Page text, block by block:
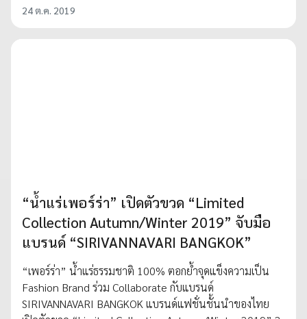
24 ต.ค. 2019
“น้ำแร่เพอร์ร่า” เปิดตัวขวด “Limited
Collection Autumn/Winter 2019” จับมือ
แบรนด์ “SIRIVANNAVARI BANGKOK”
“เพอร์ร่า” น้ำแร่ธรรมชาติ 100% ตอกย้ำจุดแข็งความเป็น
Fashion Brand ร่วม Collaborate กับแบรนด์
SIRIVANNAVARI BANGKOK แบรนด์แฟชั่นชั้นนำของไทย